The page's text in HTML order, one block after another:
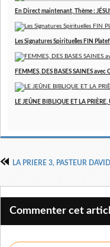
En Direct maintenant, Thème :
Les Signatures Spirituelles FIN
FEMMES, DES BASES SAINES
LE JEÛNE BIBLIQUE ET LA
LA PRIERE 3, PASTEUR
Commenter cet